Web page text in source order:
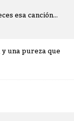
esa canción...
y una pureza que